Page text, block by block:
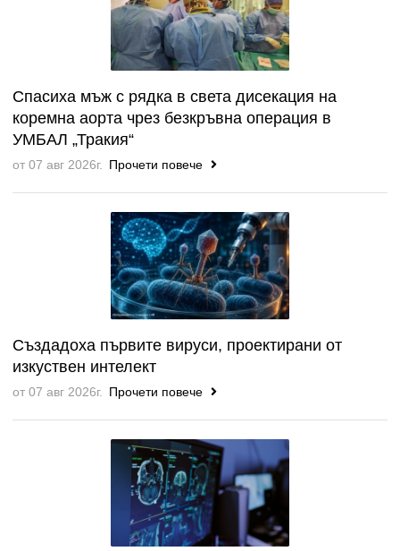
Спасиха мъж с рядка в света дисекация на
коремна аорта чрез безкръвна операция в
УМБАЛ „Тракия“
от 07 авг 2026г. Прочети повече
Създадоха първите вируси, проектирани от
изкуствен интелект
от 07 авг 2026г. Прочети повече